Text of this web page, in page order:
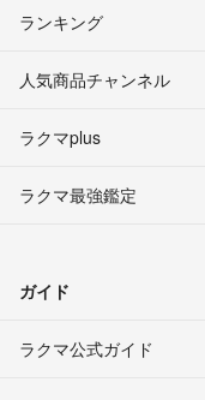
ランキング
人気商品チャンネル
ラクマplus
ラクマ最強鑑定
ガイド
ラクマ公式ガイド